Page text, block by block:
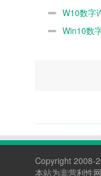
W10数字
Win10数
Copyright 2008-
本站为非营利性